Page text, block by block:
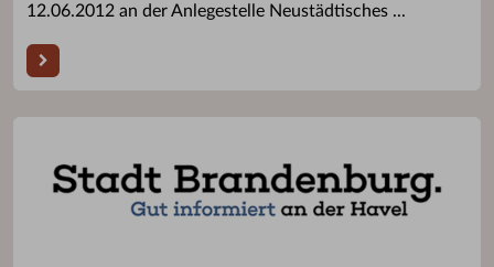
12.06.2012 an der Anlegestelle Neustädtisches ...